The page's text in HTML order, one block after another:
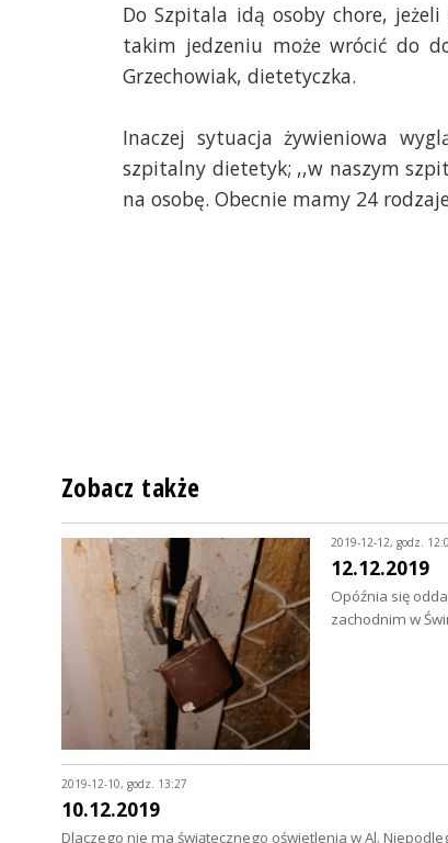
Do Szpitala idą osoby chore,
takim jedzeniu może wrócić do
Grzechowiak, dietetyczka.
Inaczej sytuacja żywieniowa
szpitalny dietetyk; ,,w naszym
na osobę. Obecnie mamy 24
Zobacz także
2019-12-12, godz.
12.12.2019
Opóźnia się
zachodnim w
2019-12-10, godz. 13:27
10.12.2019
Dlaczego nie ma świątecznego oświetlenia w Al.